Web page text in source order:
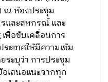
ณ ห้องประชุม
และสหกรณ์ และ
พื่อขับเคลื่อนการ
เทศให้มีความเข้ม
ระบุว่า การประชุม
เสนอแนะจากทุก